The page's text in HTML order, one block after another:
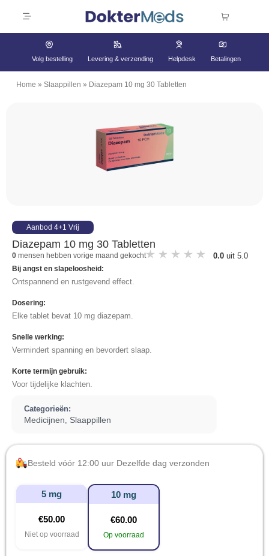
Volg bestelling Levering & verzending Helpdesk Betalingen
Home » Slaappillen » Diazepam 10 mg 30 Tabletten
Aanbod 4+1 Vrij
Diazepam 10 mg 30 Tabletten
0 mensen hebben vorige maand gekocht 0.0 uit 5.0
Bij angst en slapeloosheid:
Ontspannend en rustgevend effect.
Dosering:
Elke tablet bevat 10 mg diazepam.
Snelle werking:
Vermindert spanning en bevordert slaap.
Korte termijn gebruik:
Voor tijdelijke klachten.
Categorieën:
Medicijnen, Slaappillen
Besteld vóór 12:00 uur Dezelfde dag verzonden
5 mg
€50.00
Niet op voorraad
10 mg
€60.00
Op voorraad